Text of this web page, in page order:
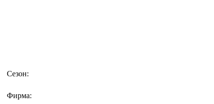
Сезон:
Фирма: